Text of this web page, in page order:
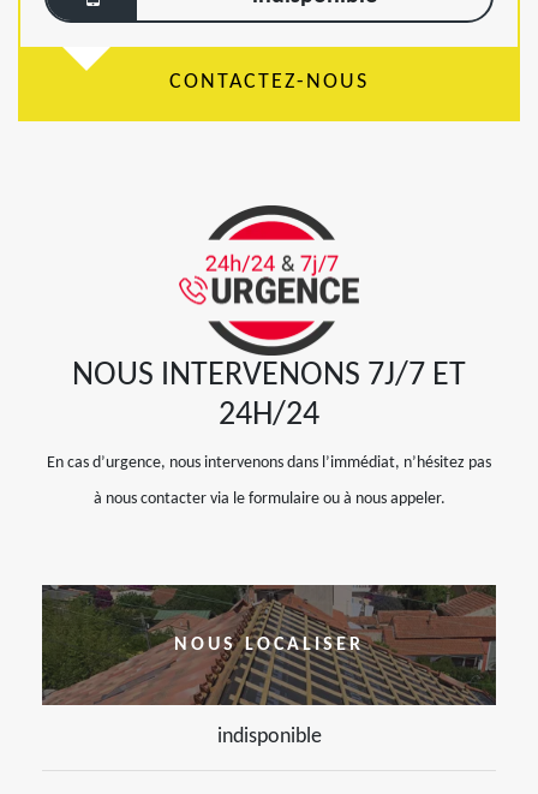
CONTACTEZ-NOUS
NOUS INTERVENONS 7J/7 ET
24H/24
En cas d’urgence, nous intervenons dans l’immédiat, n’hésitez pas
à nous contacter via le formulaire ou à nous appeler.
NOUS LOCALISER
indisponible